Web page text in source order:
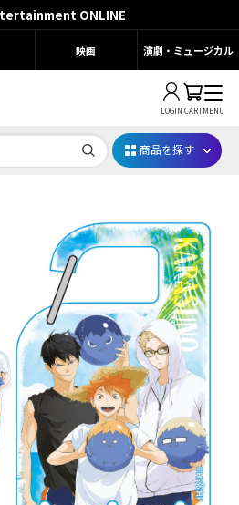
ONLINE
映画 演劇・ミュージカル
LOGIN CARTMENU
園遊会2026
カデミア』10周年
ユニフォーム
商品を探す